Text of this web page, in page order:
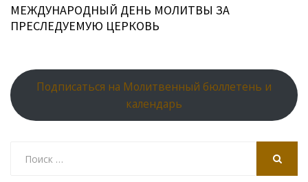
МЕЖДУНАРОДНЫЙ ДЕНЬ МОЛИТВЫ ЗА
ПРЕСЛЕДУЕМУЮ ЦЕРКОВЬ
Подписаться на Молитвенный бюллетень и
календарь